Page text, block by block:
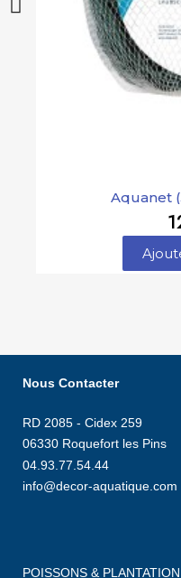
Aquanet
Nous Contacter
RD 2085 - Cidex 259
06330 Roquefort les Pins
04.93.77.54.44
info@decor-aquatique.com
POISSONS & PLANTATION